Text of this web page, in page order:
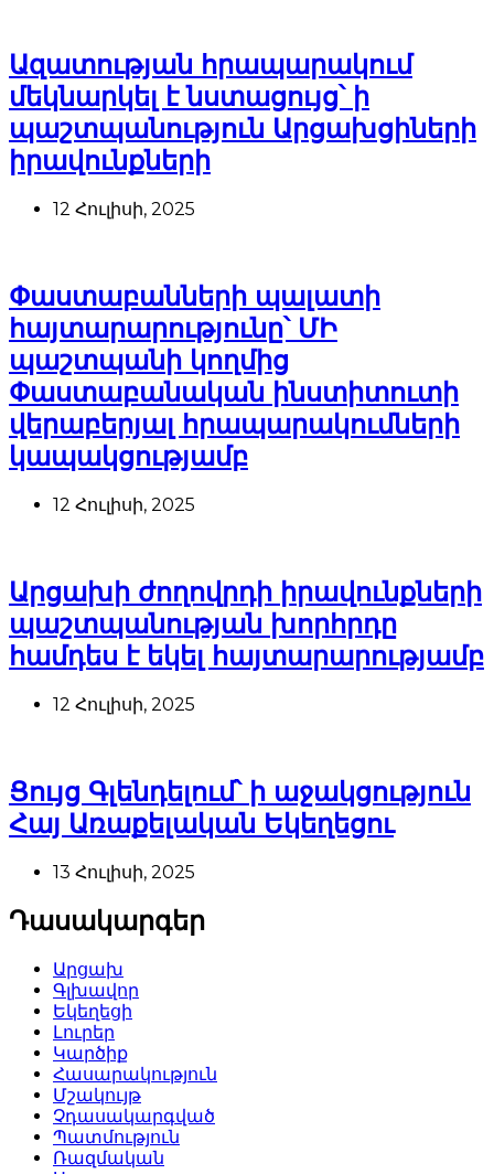
Ազատության հրապարակում
մեկնարկել է նստացույց՝ ի
պաշտպանություն Արցախցիների
իրավունքների
12 Հուլիսի, 2025
Փաստաբանների պալատի
հայտարարությունը՝ ՄԻ
պաշտպանի կողմից
Փաստաբանական ինստիտուտի
վերաբերյալ հրապարակումների
կապակցությամբ
12 Հուլիսի, 2025
Արցախի ժողովրդի իրավունքների
պաշտպանության խորհրդը
համդես է եկել հայտարարությամբ
12 Հուլիսի, 2025
Ցույց Գլենդելում՝ ի աջակցություն
Հայ Առաքելական Եկեղեցու
13 Հուլիսի, 2025
Դասակարգեր
Արցախ
Գլխավոր
Եկեղեցի
Լուրեր
Կարծիք
Հասարակություն
Մշակույթ
Չդասակարգված
Պատմություն
Ռազմական